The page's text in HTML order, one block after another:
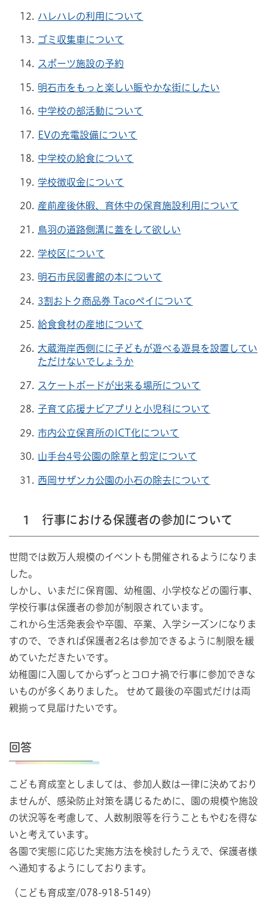
ハレハレの利用について
ゴミ収集車について
スポーツ施設の予約
明石市をもっと楽しい賑やかな街にしたい
中学校の部活動について
EVの充電設備について
中学校の給食について
学校徴収金について
産前産後休暇、育休中の保育施設利用について
鳥羽の道路側溝に蓋をして欲しい
学校区について
明石市民図書館の本について
3割おトク商品券 Tacoペイについて
給食食材の産地について
大蔵海岸西側にに子どもが遊べる遊具を設置してい
ただけないでしょうか
スケートボードが出来る場所について
子育て応援ナビアプリと小児科について
市内公立保育所のICT化について
山手台4号公園の除草と剪定について
西岡サザンカ公園の小石の除去について
1 行事における保護者の参加について
世間では数万人規模のイベントも開催されるようになりま
した。
しかし、いまだに保育園、幼稚園、小学校などの園行事、
学校行事は保護者の参加が制限されています。
これから生活発表会や卒園、卒業、入学シーズンになりま
すので、できれば保護者2名は参加できるように制限を緩
めていただきたいです。
幼稚園に入園してからずっとコロナ禍で行事に参加できな
いものが多くありました。 せめて最後の卒園式だけは両
親揃って見届けたいです。
回答
こども育成室としましては、参加人数は一律に決めており
ませんが、感染防止対策を講じるために、園の規模や施設
の状況等を考慮して、人数制限等を行うこともやむを得な
いと考えています。
各園で実態に応じた実施方法を検討したうえで、保護者様
へ通知するようにしております。
（こども育成室/078-918-5149）